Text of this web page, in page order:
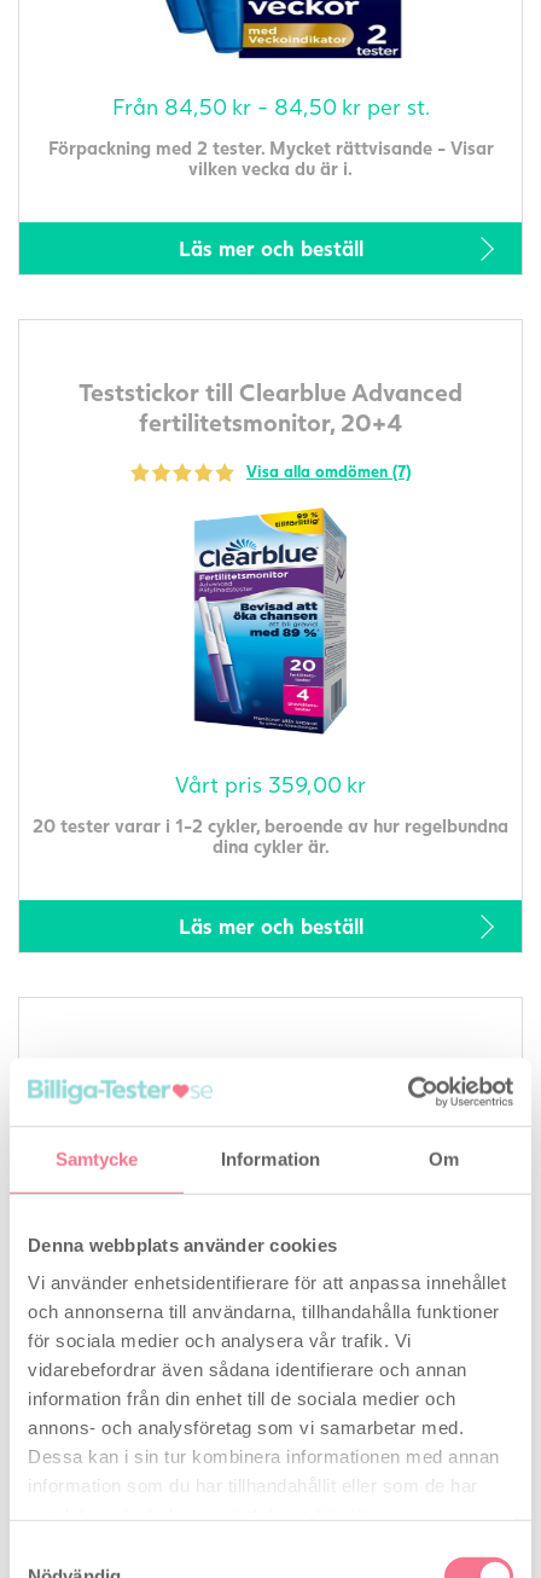
Samtycke Information Om
Denna webbplats använder cookies
Vi använder enhetsidentifierare för att anpassa innehållet
och annonserna till användarna, tillhandahålla funktioner
för sociala medier och analysera vår trafik. Vi
vidarebefordrar även sådana identifierare och annan
information från din enhet till de sociala medier och
annons- och analysföretag som vi samarbetar med.
Dessa kan i sin tur kombinera informationen med annan
information som du har tillhandahållit eller som de har
Från 84,50 kr- 84,50 krper st.
Förpackning med 2 tester. Mycket rättvisande - Visar
vilken vecka du är i.
Läs mer och beställ
Teststickor till Clearblue Advanced
fertilitetsmonitor, 20+4
Visa alla omdömen (7)
Vårt pris 359,00 kr
20 tester varar i 1-2 cykler, beroende av hur regelbundna
dina cykler är.
Läs mer och beställ
Clearblue Advanced Fertilitetsmonitor
Vårt pris1.649,00kr
Bevisad att öka chanserna att bli gravid på naturlig väg